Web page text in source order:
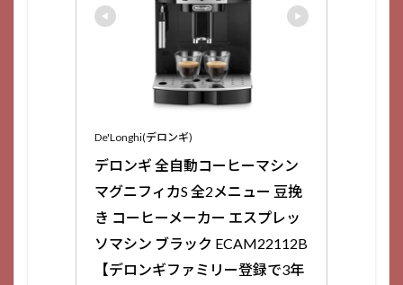
De'Longhi(デロンギ)
デロンギ 全自動コーヒーマシン
マグニフィカS 全2メニュー 豆挽
き コーヒーメーカー エスプレッ
ソマシン ブラック ECAM22112B
【デロンギファミリー登録で3年